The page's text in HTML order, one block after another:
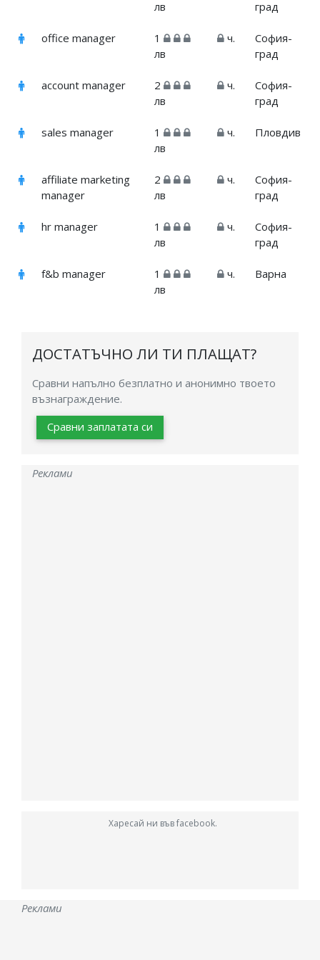
лв град
office manager
1
лв
ч.
София-
град
account manager
2
лв
ч.
София-
град
sales manager
1
лв
ч. Пловдив
affiliate marketing
manager
2
лв
ч.
София-
град
hr manager
1
лв
ч.
София-
град
f&b manager
1
лв
ч. Варна
ДОСТАТЪЧНО ЛИ ТИ ПЛАЩАТ?
Сравни напълно безплатно и анонимно твоето
възнаграждение.
Сравни заплатата си
Реклами
Харесай ни във facebook.
Реклами